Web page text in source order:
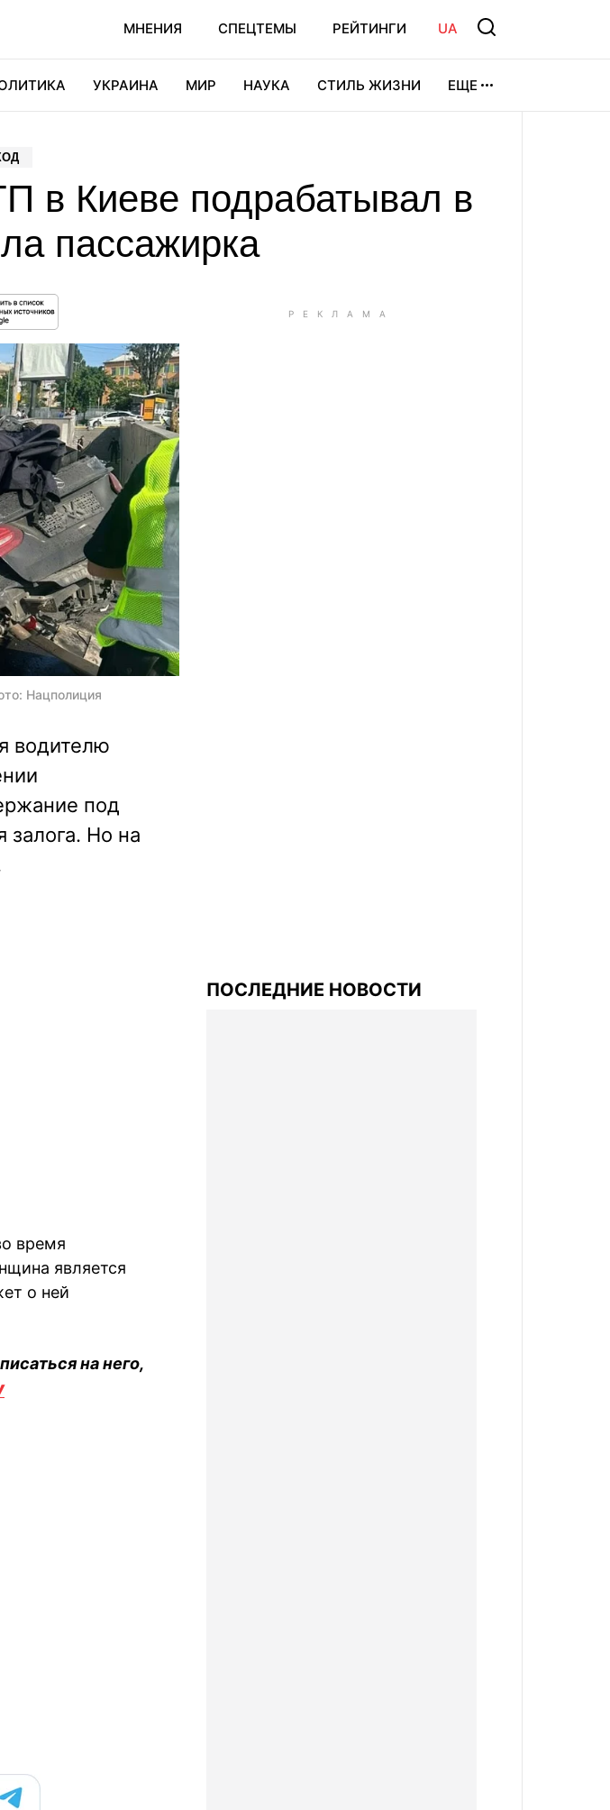
МНЕНИЯ СПЕЦТЕМЫ РЕЙТИНГИ UA
УКРАИНА МИР НАУКА СТИЛЬ ЖИЗНИ ЕЩЕ
в Киеве подрабатывал в
пассажирка
Нацполиция
водителю
под
залога. Но на
время
является
о ней
на него,
ПОСЛЕДНИЕ НОВОСТИ